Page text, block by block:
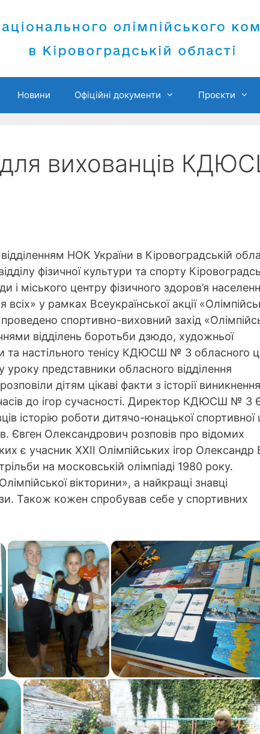
Новини Офіційні документи Проєкти
для вихованців
НОК України в Кіровоградській
фізичної культури та спорту
і міського центру фізичного здоров’я
всіх» у рамках Всеукраїнської акції
спортивно-виховний захід
відділень боротьби дзюдо, художньої
та настільного тенісу КДЮСШ № 3 обласного
уроку представники обласного відділення
дітям цікаві факти з історії виникнення
до ігор сучасності. Директор КДЮСШ № 3
історію роботи дитячо-юнацької
Євген Олександрович розповів про відомих
є учасник ХХІІ Олімпійських ігор Олександр
на московській олімпіаді 1980 року.
вікторини», а найкращі знавці
Також кожен спробував себе у спортивних